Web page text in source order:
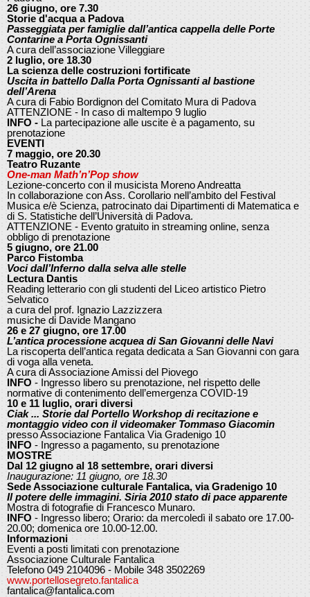
26 giugno, ore 7.30
Storie d'acqua a Padova
Passeggiata per famiglie dall’antica cappella delle Porte
Contarine a Porta Ognissanti
A cura dell’associazione Villeggiare
2 luglio, ore 18.30
La scienza delle costruzioni fortificate
Uscita in battello Dalla Porta Ognissanti al bastione
dell’Arena
A cura di Fabio Bordignon del Comitato Mura di Padova
ATTENZIONE - In caso di maltempo 9 luglio
INFO - La partecipazione alle uscite è a pagamento, su
prenotazione
EVENTI
7 maggio, ore 20.30
Teatro Ruzante
One-man Math’n’Pop show
Lezione-concerto con il musicista Moreno Andreatta
In collaborazione con Ass. Corollario nell’ambito del Festival
Musica e/è Scienza, patrocinato dai Dipartimenti di Matematica e
di S. Statistiche dell’Università di Padova.
ATTENZIONE - Evento gratuito in streaming online, senza
obbligo di prenotazione
5 giugno, ore 21.00
Parco Fistomba
Voci dall’Inferno dalla selva alle stelle
Lectura Dantis
Reading letterario con gli studenti del Liceo artistico Pietro
Selvatico
a cura del prof. Ignazio Lazzizzera
musiche di Davide Mangano
26 e 27 giugno, ore 17.00
L’antica processione acquea di San Giovanni delle Navi
La riscoperta dell’antica regata dedicata a San Giovanni con gara
di voga alla veneta.
A cura di Associazione Amissi del Piovego
INFO - Ingresso libero su prenotazione, nel rispetto delle
normative di contenimento dell’emergenza COVID-19
10 e 11 luglio, orari diversi
Ciak ... Storie dal Portello Workshop di recitazione e
montaggio video con il videomaker Tommaso Giacomin
presso Associazione Fantalica Via Gradenigo 10
INFO - Ingresso a pagamento, su prenotazione
MOSTRE
Dal 12 giugno al 18 settembre, orari diversi
Inaugurazione: 11 giugno, ore 18.30
Sede Associazione culturale Fantalica, via Gradenigo 10
Il potere delle immagini. Siria 2010 stato di pace apparente
Mostra di fotografie di Francesco Munaro.
INFO - Ingresso libero; Orario: da mercoledì il sabato ore 17.00-
20.00; domenica ore 10.00-12.00.
Informazioni
Eventi a posti limitati con prenotazione
Associazione Culturale Fantalica
Telefono 049 2104096 - Mobile 348 3502269
www.portellosegreto.fantalica
fantalica@fantalica.com